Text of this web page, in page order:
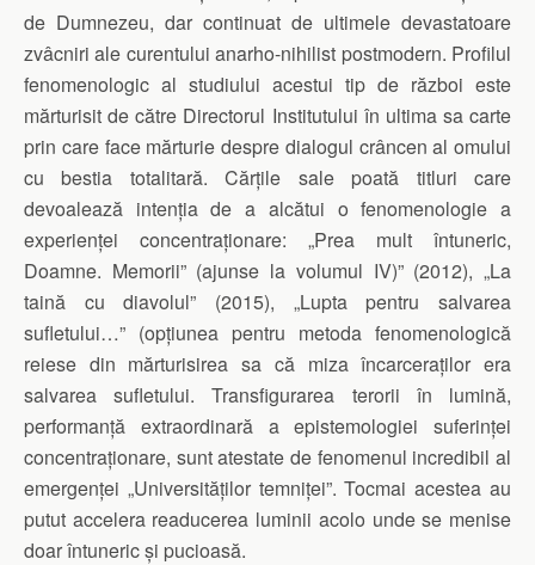
de Dumnezeu, dar continuat de ultimele devastatoare
zvâcniri ale curentului anarho-nihilist postmodern. Profilul
fenomenologic al studiului acestui tip de război este
mărturisit de către Directorul Institutului în ultima sa carte
prin care face mărturie despre dialogul crâncen al omului
cu bestia totalitară. Cărțile sale poată titluri care
devoalează intenția de a alcătui o fenomenologie a
experienței concentraționare: „Prea mult întuneric,
Doamne. Memorii” (ajunse la volumul IV)” (2012), „La
taină cu diavolul” (2015), „Lupta pentru salvarea
sufletului…” (opțiunea pentru metoda fenomenologică
reiese din mărturisirea sa că miza încarceraților era
salvarea sufletului. Transfigurarea terorii în lumină,
performanță extraordinară a epistemologiei suferinței
concentraționare, sunt atestate de fenomenul incredibil al
emergenței „Universităților temniței”. Tocmai acestea au
putut accelera readucerea luminii acolo unde se menise
doar întuneric și pucioasă.